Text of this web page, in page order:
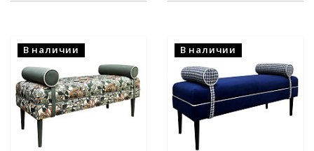
В наличии В наличии